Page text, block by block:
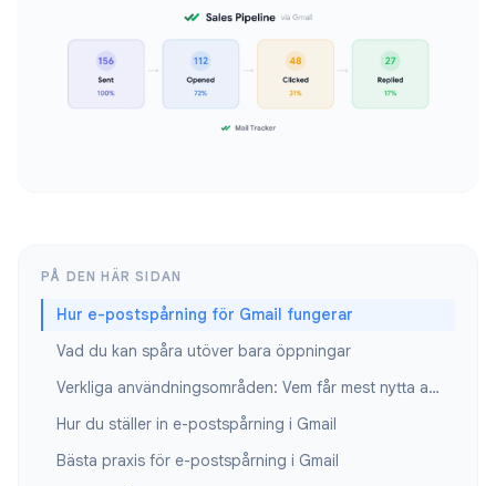
PÅ DEN HÄR SIDAN
Hur e-postspårning för Gmail fungerar
Vad du kan spåra utöver bara öppningar
Verkliga användningsområden: Vem får mest nytta av e-postspårning i Gmail
Hur du ställer in e-postspårning i Gmail
Bästa praxis för e-postspårning i Gmail